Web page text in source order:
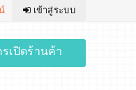
เข้าสู่ระบบ
เปิดร้านค้า